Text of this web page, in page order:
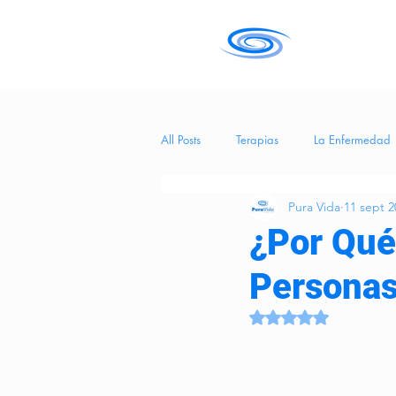
All Posts Terapias La Enfermedad
tecnología
Hierba Medicinal
¿Por
Pura Vida 11 sept
Obtuvo NaN de 5